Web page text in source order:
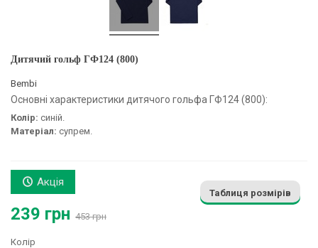
Дитячий гольф ГФ124 (800)
Bembi
Основні характеристики дитячого гольфа ГФ124 (800):
Колір: синій.
Матеріал: супрем.
Акція
239 грн 453 грн
Таблиця розмірів
Колір